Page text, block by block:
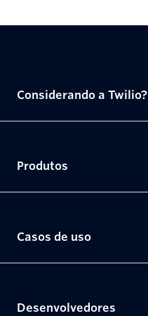
Considerando a Twilio?
Produtos
Casos de uso
Desenvolvedores